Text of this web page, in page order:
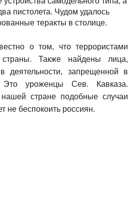
пистолета. Чудом удалось
теракты в столице.
о том, что террористами
Также найдены лица,
деятельности, запрещенной в
Это уроженцы Сев. Кавказа.
стране подобные случаи
не беспокоить россиян.